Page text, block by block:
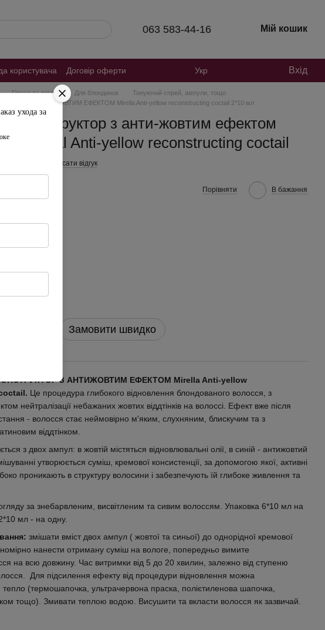
ухода за
063 583-44-16 Мій кошик
користувача Договір оферти Укр Вхід
Гігієна та догляд Для блондинок
Тонуючий спрей, ампули, тощо
З АНТИЖОВТИМ ЕФЕКТОМ Mirella Anti-yellow reconstructing coctail 2*10 мл
реконструктор з анти-жовтим ефектом
Anti-yellow reconstructing coctail
Написати відгук
Порівняти В бажання
Замовити швидко
З АНТИЖОВТИМ ЕФЕКТОМ Mirella Anti-yellow
Це процедура глибокого відновлення блондованого волосся, з
нейтралізації небажаних жовтих віддтінків на волоссі. Ефект вже після
- волосся стає неймовірно м'яким, слухняним, блискучим та з
віддтінком.
з двох ампул: в жовтій містяться відновлювальні олії, в синій - антижовтий
утворюється суміш, кремової консистенції, за допомогою якої, активні
проникають в структуру волосини і забезпечують їй глибоке живлення та
за знебарвленим, висвітленим та сивим волоссям. Упаковка 6*10 мл на
мл - на одну.
змішати вміст двох ампул ( жовтої та синьої) до однорідної кремової
нанести отриману суміш на вологе, попередньо вимите
на всю довжину. Час витримки від 5 до 20 хвилин, залежно від ступеню
Для підсилення ефекту від процедури відновлення можна
тепло (термошапочка, ультрачервона праска, полієтиленова шапочка,
тощо). Змивати теплою водою. Висушити та вкласти волосся як зазвичай.